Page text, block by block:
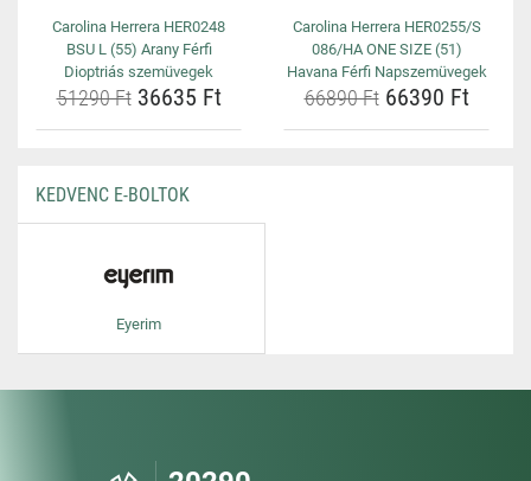
Carolina Herrera HER0248
BSU L (55) Arany Férfi
Dioptriás szemüvegek
51290 Ft36635 Ft
Carolina Herrera HER0255/S
086/HA ONE SIZE (51)
Havana Férfi Napszemüvegek
66890 Ft66390 Ft
KEDVENC E-BOLTOK
Eyerim